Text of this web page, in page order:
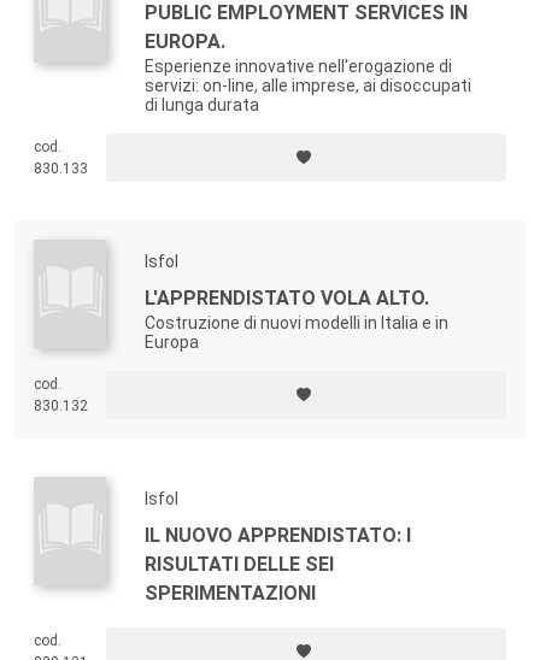
PUBLIC EMPLOYMENT SERVICES IN
EUROPA.
Esperienze innovative nell'erogazione di
servizi: on-line, alle imprese, ai disoccupati
di lunga durata
cod.
830.133
Isfol
L'APPRENDISTATO VOLA ALTO.
Costruzione di nuovi modelli in Italia e in
Europa
cod.
830.132
Isfol
IL NUOVO APPRENDISTATO: I
RISULTATI DELLE SEI
SPERIMENTAZIONI
cod.